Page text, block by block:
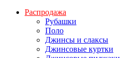
Распродажа
Рубашки
Поло
Джинсы и слаксы
Джинсовые куртки